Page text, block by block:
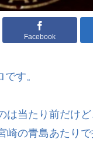
Facebook
す。
は当たり前だけ
崎の青島あたり